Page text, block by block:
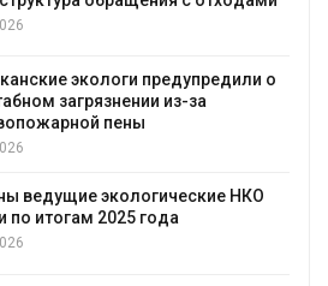
экологи предупредили о
загрязнении из-за
пены
ведущие экологические НКО
по итогам 2025 года